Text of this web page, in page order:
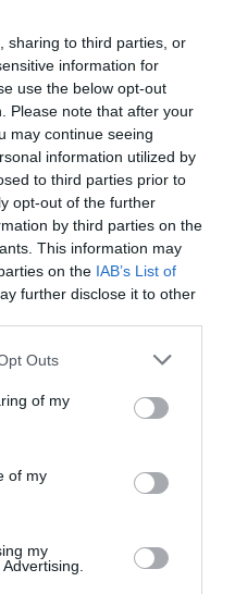
sharing to third parties, or
information for
use the below opt-out
Please note that after your
may continue seeing
information utilized by
to third parties prior to
opt-out of the further
by third parties on the
This information may
on the IAB’s List of
further disclose it to other
uses one or more Google
You may click to
its third-party tags to
purposes in below Google
Outs
of my
of my
my
hírekről, kövessen
Google Hírek oldalán!
ÉS KEVESEBB HÁZI